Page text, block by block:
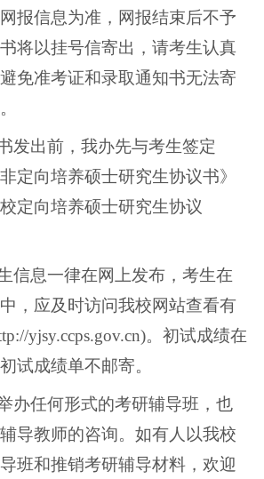
报信息为准，网报结束后不予
将以挂号信寄出，请考生认真
免准考证和录取通知书无法寄
出前，我办先与考生签定
定向培养硕士研究生协议书》
定向培养硕士研究生协议
息一律在网上发布，考生在
，应及时访问我校网站查看有
yjsy.ccps.gov.cn)。初试成绩在
试成绩单不邮寄。
任何形式的考研辅导班，也
导教师的咨询。如有人以我校
班和推销考研辅导材料，欢迎